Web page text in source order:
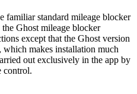
familiar standard mileage blocker
Ghost mileage blocker
except that the Ghost version
makes installation much
out exclusively in the app by
control.